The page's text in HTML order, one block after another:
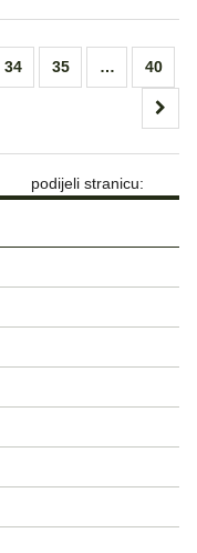
34 35 … 40
podijeli stranicu: